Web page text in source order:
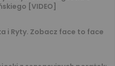
[VIDEO]
i Ryty. Zobacz face to face